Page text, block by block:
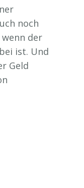
noch
der
ist. Und
Geld